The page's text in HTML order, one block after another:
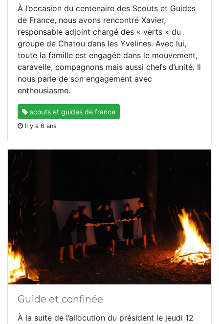
À l’occasion du centenaire des Scouts et Guides
de France, nous avons rencontré Xavier,
responsable adjoint chargé des « verts » du
groupe de Chatou dans les Yvelines. Avec lui,
toute la famille est engagée dans le mouvement,
caravelle, compagnons mais aussi chefs d’unité. Il
nous parle de son engagement avec
enthousiasme.
scouts et guides de france
Il y a 6 ans
Guide et confinée
À la suite de l’allocution du président le jeudi 12